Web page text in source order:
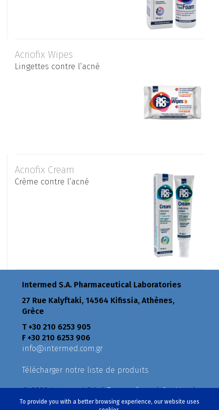
To provide you with a better browsing experience, our website uses
Αcnofix Wipes
Lingettes contre l’acné
Αcnofix Cream
Crème contre l’acné
Intermed S.A. Pharmaceutical Laboratories
27 Rue Kalyftaki, 14564 Kifissia, Athènes,
Grèce
Τ +30 210 6253 905
F +30 210 6253 906
info@intermed.com.gr
Télécharger notre liste de produits
© 2026 Intermed S.A. |Terms of use|Cookies|
Privacy Policy|Policies